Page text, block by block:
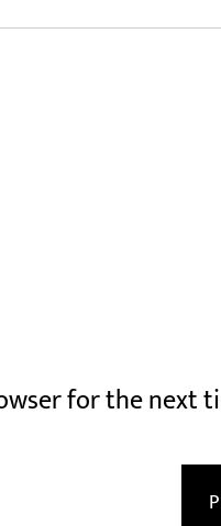
for the next